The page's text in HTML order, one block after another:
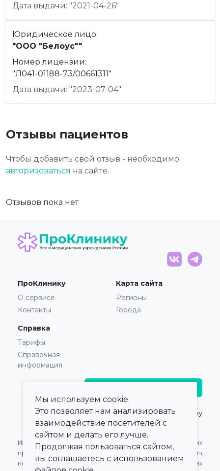
Дата выдачи: "2021-04-26"
Юридическое лицо:
"ООО "Белоус""
Номер лицензии:
"Л041-01188-73/00661311"
Дата выдачи: "2023-07-04"
Отзывы пациентов
Чтобы добавить свой отзыв - необходимо
авторизоваться на сайте.
Отзывов пока нет
ПроКлинику
О сервисе
Контакты
Карта сайта
Регионы
Города
Справка
Тарифы
Справочная
информация
© 2021 — 2026,ПроКлинику
Информация,
представленная на сайте,
не может быть
Оферта для Юридических
лиц
Оферта для Физических
Мы используем cookie.
Это позволяет нам анализировать
взаимодействие посетителей с
сайтом и делать его лучше.
Продолжая пользоваться сайтом,
вы соглашаетесь с использованием